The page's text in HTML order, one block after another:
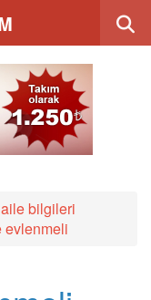
bilgileri
evlenmeli